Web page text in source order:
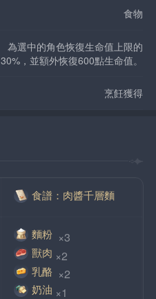
食物
為選中的角色恢復生命值上限的
30%，並額外恢復600點生命值。
烹飪獲得
食譜：肉醬千層麵
麵粉 ×3
獸肉 ×2
乳酪 ×2
奶油 ×1